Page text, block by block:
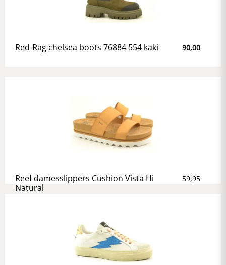
Red-Rag chelsea boots 76884 554 kaki 90,00
Reef damesslippers Cushion Vista Hi
Natural
59,95